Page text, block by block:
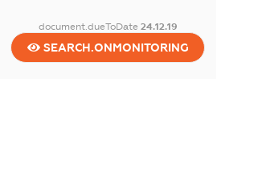
document.dueToDate 24.12.19
SEARCH.ONMONITORING